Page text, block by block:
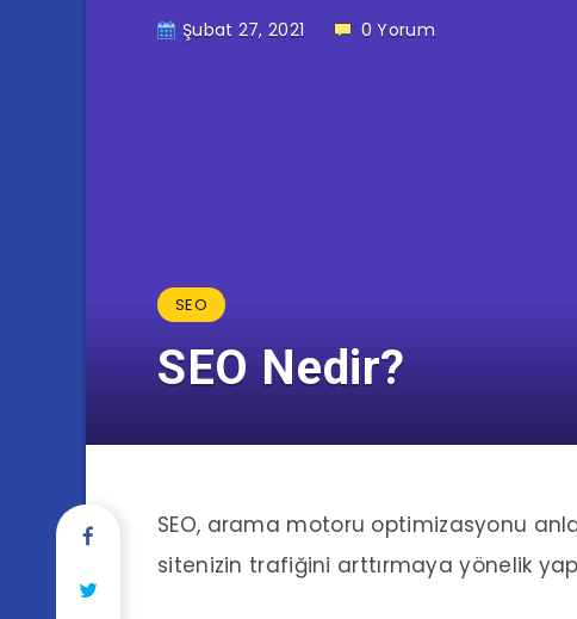
Şubat 27, 2021 0 Yorum
SEO
SEO Nedir?
SEO, arama motoru optimizasyonu
sitenizin trafiğini arttırmaya yönelik